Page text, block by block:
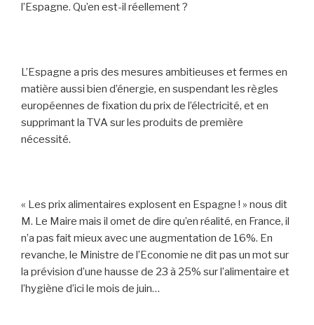
l’Espagne. Qu’en est-il réellement ?
L’Espagne a pris des mesures ambitieuses et fermes en
matière aussi bien d’énergie, en suspendant les règles
européennes de fixation du prix de l’électricité, et en
supprimant la TVA sur les produits de première
nécessité.
« Les prix alimentaires explosent en Espagne ! » nous dit
M. Le Maire mais il omet de dire qu’en réalité, en France, il
n’a pas fait mieux avec une augmentation de 16%. En
revanche, le Ministre de l’Economie ne dit pas un mot sur
la prévision d’une hausse de 23 à 25% sur l’alimentaire et
l’hygiène d’ici le mois de juin…